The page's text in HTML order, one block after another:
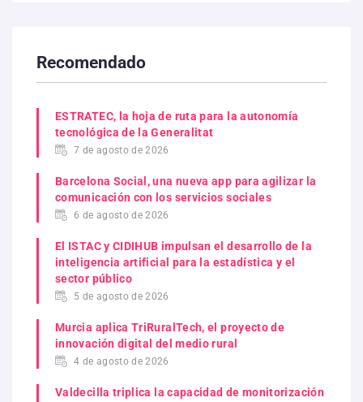
Recomendado
ESTRATEC, la hoja de ruta para la autonomía
tecnológica de la Generalitat
7 de agosto de 2026
Barcelona Social, una nueva app para agilizar la
comunicación con los servicios sociales
6 de agosto de 2026
El ISTAC y CIDIHUB impulsan el desarrollo de la
inteligencia artificial para la estadística y el
sector público
5 de agosto de 2026
Murcia aplica TriRuralTech, el proyecto de
innovación digital del medio rural
4 de agosto de 2026
Valdecilla triplica la capacidad de monitorización